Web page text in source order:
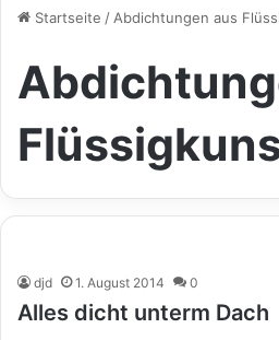
Startseite / Abdichtungen aus
djd 1. August 2014 0
Alles dicht unterm Dach